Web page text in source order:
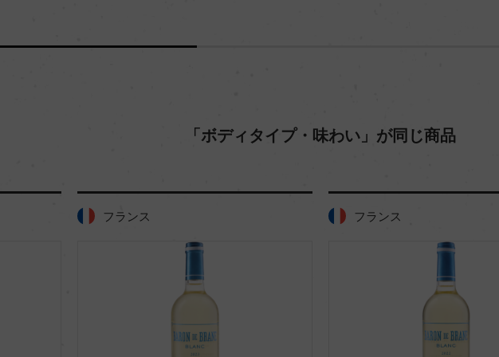
「ボディタイプ・味わい」が同じ商品
フランス フランス